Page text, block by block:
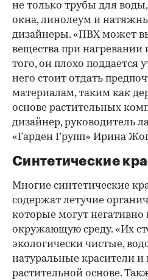
не только трубы для
окна, линолеум и
дизайнеры. «ПВХ может
вещества при
того, он плохо поддается
него стоит отдать
материалам, таким как
основе растительных
дизайнер, руководитель
«Гарден Групп» Ирина
Синтетические
Многие синтетические
содержат летучие
которые могут негативно
окружающую среду. «Их
экологически чистые,
натуральные красители и
растительной основе.